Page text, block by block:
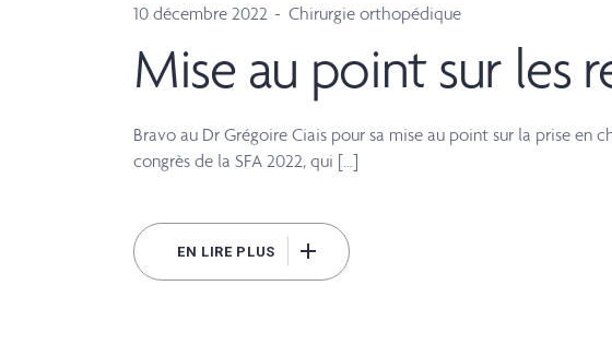
10 décembre 2022 Chirurgie orthopédique
Mise au point sur les
Bravo au Dr Grégoire Ciais pour sa mise au point sur la prise en
congrès de la SFA 2022, qui […]
EN LIRE PLUS